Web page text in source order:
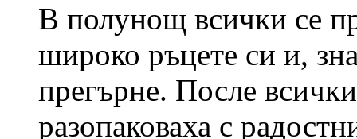
В полунощ всички се
широко ръцете си и,
прегърне. После
разопаковаха с